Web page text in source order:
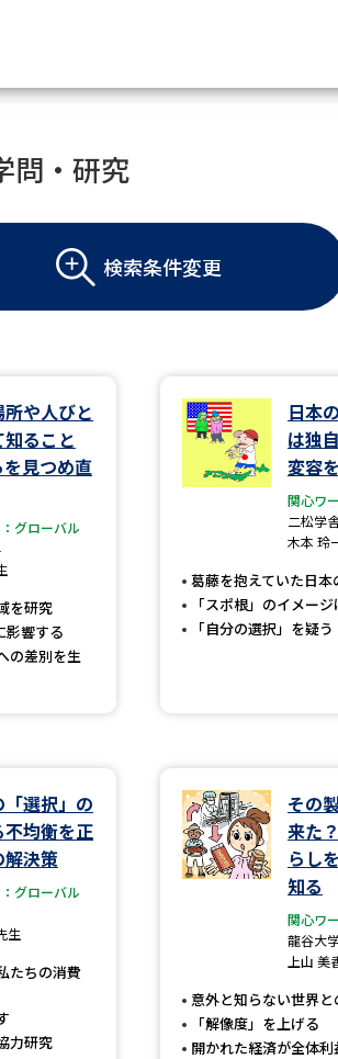
大学・短大の資料種類から
大学パンフ
学部・学科パンフ
総合型選抜・学校推薦型選抜 募集
大学・短大以外の資料か
専門学校の資料請求 大学院の
大学入学共通テスト「受験案内」
大学入学共通テスト「受験上の配
幼稚園教員資格認定試験
小学校
高等学校（情報）教員資格認定試
大学で学べる内容や特徴
新増設大学・学部・学科特集
奨学金
新学年スタート号
新学年スタート号特集ページ（高2
SELFBRAND特集ページ
問・研究
検索条件変更
や人びと
ること
見つめ直
グローバル
を研究
影響する
の差別を生
日本
は独
変容
関心ワ
二松学
木本 玲
葛藤を抱えていた日
「スポ根」のイメー
「自分の選択」を疑う
選択」の
均衡を正
解決策
グローバル
生
たちの消費
力研究
その
来た
らし
知る
関心ワ
龍谷大
上山 美
意外と知らない世界と
「解像度」を上げる
開かれた経済が全体利